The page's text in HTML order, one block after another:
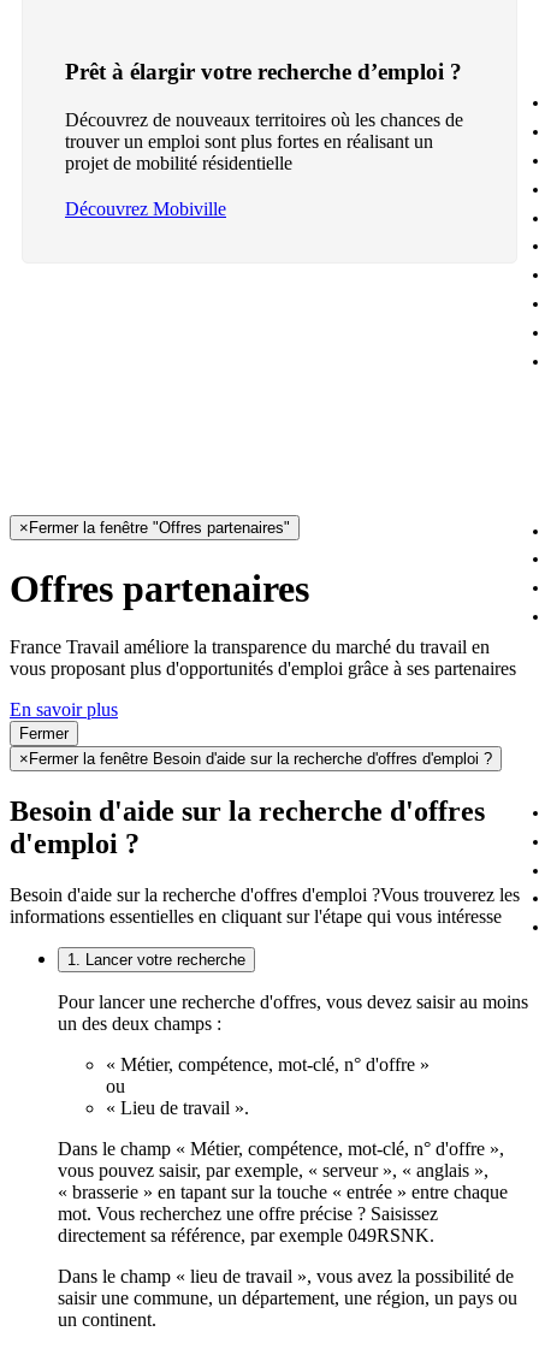
Prêt à élargir votre recherche d’emploi ?
Découvrez de nouveaux territoires où les chances de
trouver un emploi sont plus fortes en réalisant un
projet de mobilité résidentielle
Découvrez Mobiville
× Fermer la fenêtre "Offres partenaires"
Offres partenaires
France Travail améliore la transparence du marché du travail en
vous proposant plus d'opportunités d'emploi grâce à ses partenaires
En savoir plus
Fermer
× Fermer la fenêtre Besoin d'aide sur la recherche d'offres d'emploi ?
Besoin d'aide sur la recherche d'offres
d'emploi ?
Besoin d'aide sur la recherche d'offres d'emploi ?Vous trouverez les
informations essentielles en cliquant sur l'étape qui vous intéresse
1. Lancer votre recherche
Pour lancer une recherche d'offres, vous devez saisir au moins
un des deux champs :
« Métier, compétence, mot-clé, n° d'offre »
ou
« Lieu de travail ».
Dans le champ « Métier, compétence, mot-clé, n° d'offre »,
vous pouvez saisir, par exemple, « serveur », « anglais »,
« brasserie » en tapant sur la touche « entrée » entre chaque
mot. Vous recherchez une offre précise ? Saisissez
directement sa référence, par exemple 049RSNK.
Dans le champ « lieu de travail », vous avez la possibilité de
saisir une commune, un département, une région, un pays ou
un continent.